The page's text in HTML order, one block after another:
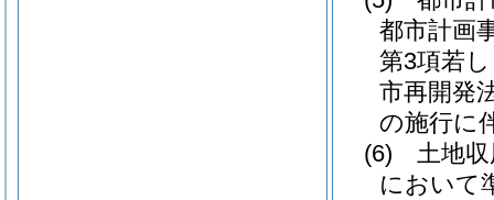
都市計画
第3項若
市再開発
の施行に
(6)
土地
において